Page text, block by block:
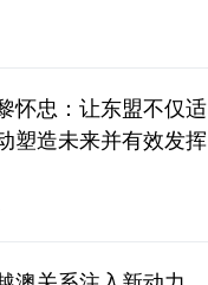
怀忠：让东盟不仅适
塑造未来并有效发挥